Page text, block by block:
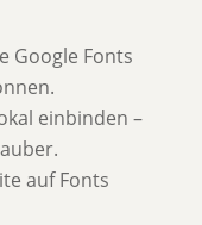
Google Fonts
einbinden –
auf Fonts